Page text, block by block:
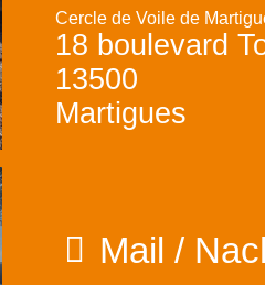
Cercle de Voile de
18 boulevard
13500
Martigues
Mail /